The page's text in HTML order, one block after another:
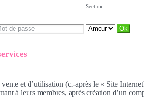
Section
et d’utilisation (ci-après le « Site
à leurs membres, après création d’un